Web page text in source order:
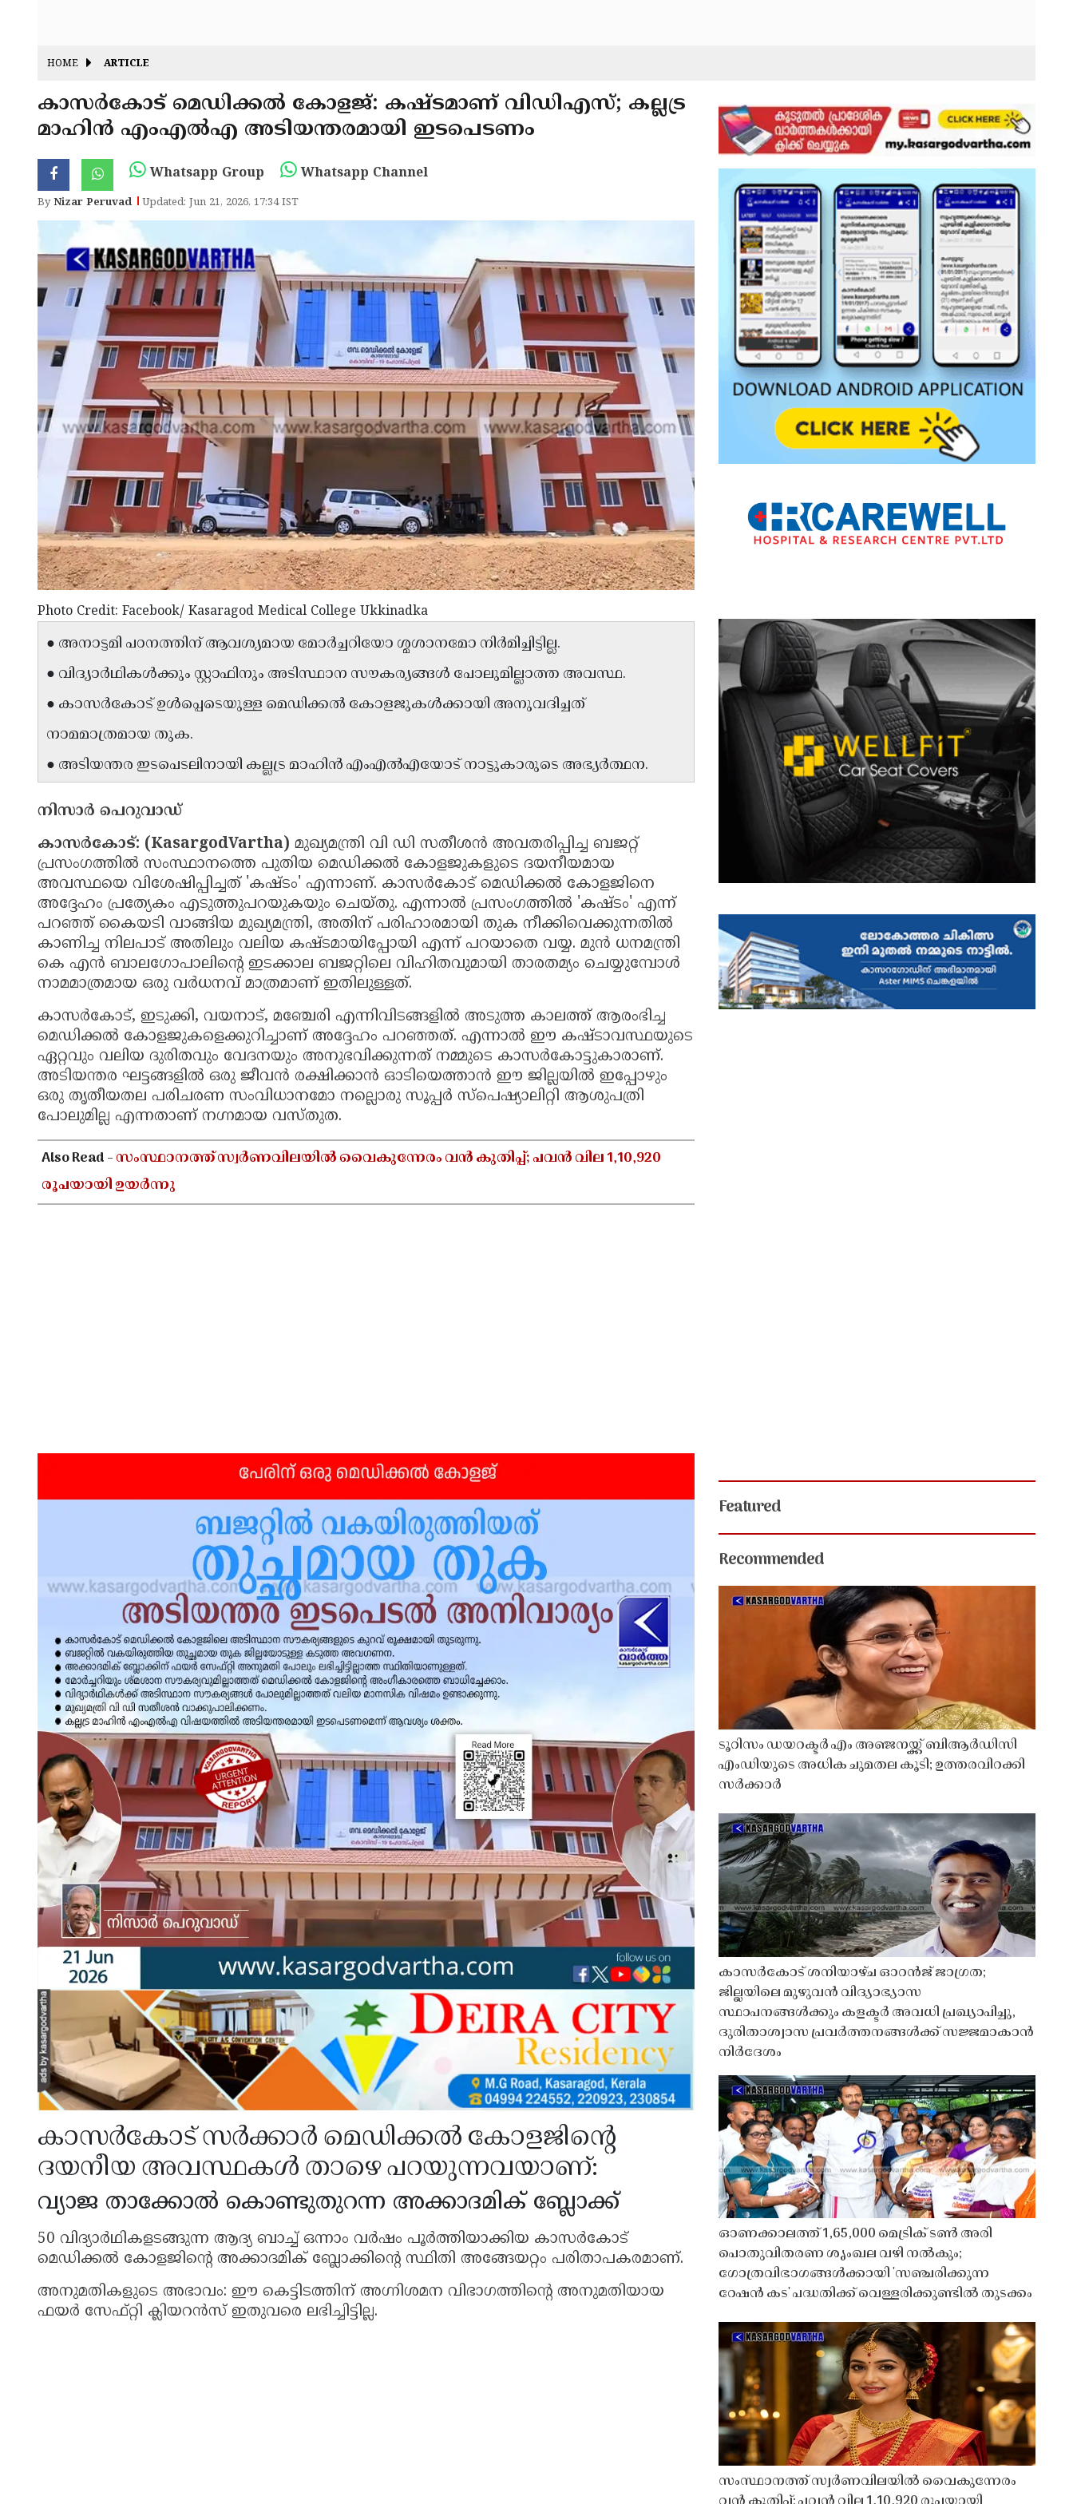
HOME ARTICLE
കാസർകോട് മെഡിക്കൽ കോളജ്: കഷ്ടമാണ് വിഡിഎസ്; കല്ലട്ര
മാഹിൻ എംഎൽഎ അടിയന്തരമായി ഇടപെടണം
Whatsapp Group Whatsapp Channel
ByNizar Peruvad Updated: Jun 21, 2026, 17:34 IST
Photo Credit: Facebook/ Kasaragod Medical College Ukkinadka
● അനാട്ടമി പഠനത്തിന് ആവശ്യമായ മോർച്ചറിയോ ശ്മശാനമോ നിർമിച്ചിട്ടില്ല.
● വിദ്യാർഥികൾക്കും സ്റ്റാഫിനും അടിസ്ഥാന സൗകര്യങ്ങൾ പോലുമില്ലാത്ത അവസ്ഥ.
● കാസർകോട് ഉൾപ്പെടെയുള്ള മെഡിക്കൽ കോളജുകൾക്കായി അനുവദിച്ചത്
നാമമാത്രമായ തുക.
● അടിയന്തര ഇടപെടലിനായി കല്ലട്ര മാഹിൻ എംഎൽഎയോട് നാട്ടുകാരുടെ അഭ്യർത്ഥന.
നിസാർ പെറുവാഡ്
കാസർകോട്: (KasargodVartha) മുഖ്യമന്ത്രി വി ഡി സതീശൻ അവതരിപ്പിച്ച ബജറ്റ്
പ്രസംഗത്തിൽ സംസ്ഥാനത്തെ പുതിയ മെഡിക്കൽ കോളജുകളുടെ ദയനീയമായ
അവസ്ഥയെ വിശേഷിപ്പിച്ചത് 'കഷ്ടം' എന്നാണ്. കാസർകോട് മെഡിക്കൽ കോളജിനെ
അദ്ദേഹം പ്രത്യേകം എടുത്തുപറയുകയും ചെയ്തു. എന്നാൽ പ്രസംഗത്തിൽ 'കഷ്ടം' എന്ന്
പറഞ്ഞ് കൈയടി വാങ്ങിയ മുഖ്യമന്ത്രി, അതിന് പരിഹാരമായി തുക നീക്കിവെക്കുന്നതിൽ
കാണിച്ച നിലപാട് അതിലും വലിയ കഷ്ടമായിപ്പോയി എന്ന് പറയാതെ വയ്യ. മുൻ ധനമന്ത്രി
കെ എൻ ബാലഗോപാലിൻ്റെ ഇടക്കാല ബജറ്റിലെ വിഹിതവുമായി താരതമ്യം ചെയ്യുമ്പോൾ
നാമമാത്രമായ ഒരു വർധനവ് മാത്രമാണ് ഇതിലുള്ളത്.
കാസർകോട്, ഇടുക്കി, വയനാട്, മഞ്ചേരി എന്നിവിടങ്ങളിൽ അടുത്ത കാലത്ത് ആരംഭിച്ച
മെഡിക്കൽ കോളജുകളെക്കുറിച്ചാണ് അദ്ദേഹം പറഞ്ഞത്. എന്നാൽ ഈ കഷ്ടാവസ്ഥയുടെ
ഏറ്റവും വലിയ ദുരിതവും വേദനയും അനുഭവിക്കുന്നത് നമ്മുടെ കാസർകോട്ടുകാരാണ്.
അടിയന്തര ഘട്ടങ്ങളിൽ ഒരു ജീവൻ രക്ഷിക്കാൻ ഓടിയെത്താൻ ഈ ജില്ലയിൽ ഇപ്പോഴും
ഒരു തൃതീയതല പരിചരണ സംവിധാനമോ നല്ലൊരു സൂപ്പർ സ്പെഷ്യാലിറ്റി ആശുപത്രി
പോലുമില്ല എന്നതാണ് നഗ്നമായ വസ്തുത.
Also Read -സംസ്ഥാനത്ത് സ്വർണവിലയിൽ വൈകുന്നേരം വൻ കുതിപ്പ്; പവൻ വില 1,10,920
രൂപയായി ഉയർന്നു
കാസർകോട് സർക്കാർ മെഡിക്കൽ കോളജിൻ്റെ
ദയനീയ അവസ്ഥകൾ താഴെ പറയുന്നവയാണ്:
വ്യാജ താക്കോൽ കൊണ്ടുതുറന്ന അക്കാദമിക് ബ്ലോക്ക്
50 വിദ്യാർഥികളടങ്ങുന്ന ആദ്യ ബാച്ച് ഒന്നാം വർഷം പൂർത്തിയാക്കിയ കാസർകോട്
മെഡിക്കൽ കോളജിൻ്റെ അക്കാദമിക് ബ്ലോക്കിൻ്റെ സ്ഥിതി അങ്ങേയറ്റം പരിതാപകരമാണ്.
അനുമതികളുടെ അഭാവം: ഈ കെട്ടിടത്തിന് അഗ്നിശമന വിഭാഗത്തിൻ്റെ അനുമതിയായ
ഫയർ സേഫ്റ്റി ക്ലിയറൻസ് ഇതുവരെ ലഭിച്ചിട്ടില്ല.
Featured
Recommended
ടൂറിസം ഡയറക്ടർ എം അഞ്ജനയ്ക്ക് ബിആർഡിസി
എംഡിയുടെ അധിക ചുമതല കൂടി; ഉത്തരവിറക്കി
സർക്കാർ
കാസർകോട് ശനിയാഴ്ച ഓറൻജ് ജാഗ്രത;
ജില്ലയിലെ മുഴുവൻ വിദ്യാഭ്യാസ
സ്ഥാപനങ്ങൾക്കും കളക്ടർ അവധി പ്രഖ്യാപിച്ചു,
ദുരിതാശ്വാസ പ്രവർത്തനങ്ങൾക്ക് സജ്ജമാകാൻ
നിർദേശം
ഓണക്കാലത്ത് 1,65,000 മെട്രിക് ടൺ അരി
പൊതുവിതരണ ശൃംഖല വഴി നൽകും;
ഗോത്രവിഭാഗങ്ങൾക്കായി 'സഞ്ചരിക്കുന്ന
റേഷൻ കട' പദ്ധതിക്ക് വെള്ളരിക്കുണ്ടിൽ തുടക്കം
സംസ്ഥാനത്ത് സ്വർണവിലയിൽ വൈകുന്നേരം